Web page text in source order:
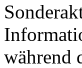
während